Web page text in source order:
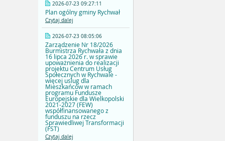
2026-07-23 09:27:11
Plan ogólny gminy Rychwał
Czytaj dalej
2026-07-23 08:05:06
Zarządzenie Nr 18/2026
Burmistrza Rychwała z dnia
16 lipca 2026 r. w sprawie
upoważnienia do realizacji
projektu Centrum Usług
Społecznych w Rychwale -
więcej uslug dla
Mieszkańców w ramach
programu Fundusze
Europejskie dla Wielkopolski
2021-2027 (FEW)
współfinansowanego z
funduszu na rzecz
Sprawiedliwej Transformacji
(FST)
Czytaj dalej